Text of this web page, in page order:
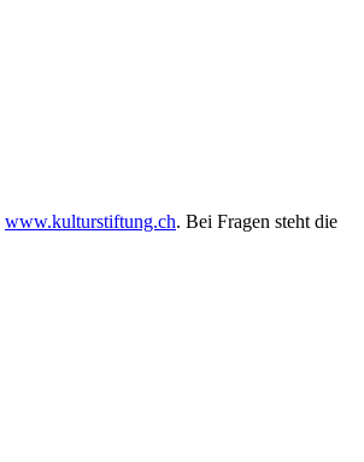
www.kulturstiftung.ch. Bei Fragen steht die